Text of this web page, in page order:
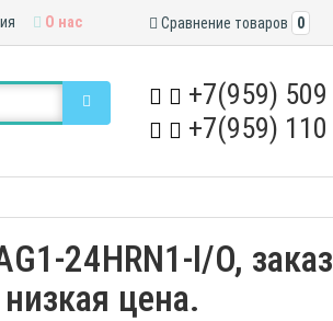
О нас Сравнение товаров 0
+7(959)
+7(959) 110
24HRN1-I/O,
цена.